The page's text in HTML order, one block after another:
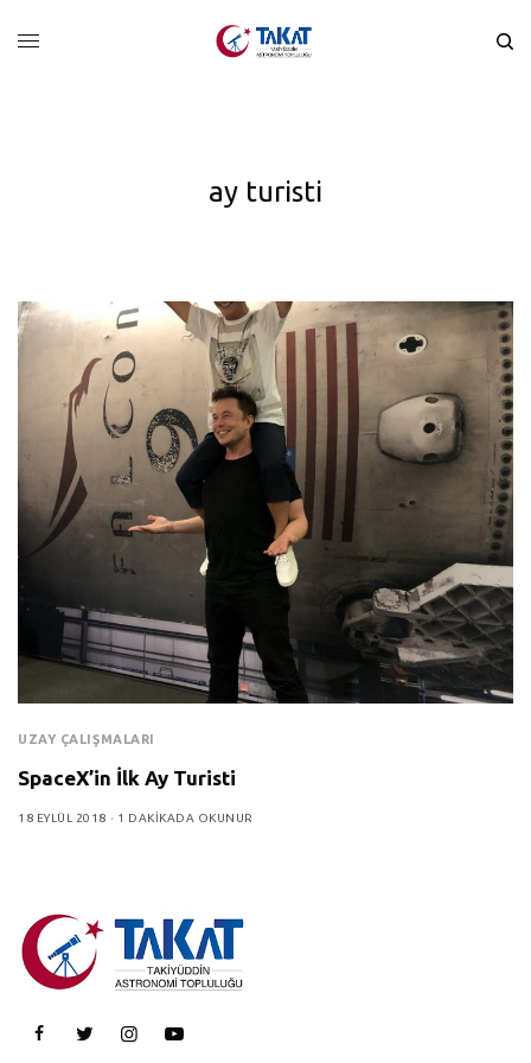
ay turisti
UZAY ÇALIŞMALARI
SpaceX’in İlk Ay Turisti
18 EYLÜL 2018 1 DAKIKADA OKUNUR